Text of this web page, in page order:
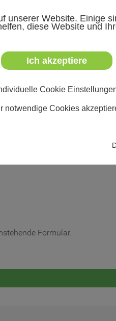
unserer Website. Einige
diese Website und
Ich akzeptiere
Cookie
notwendige Cookies
Formular.